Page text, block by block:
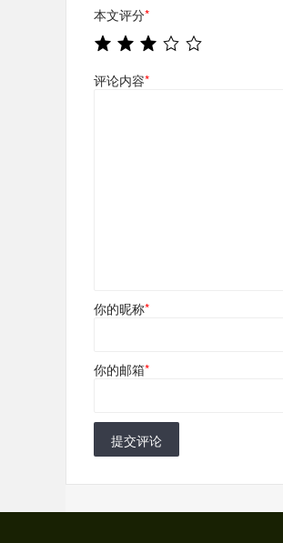
本文评分*
评论内容*
你的昵称*
你的邮箱*
提交评论